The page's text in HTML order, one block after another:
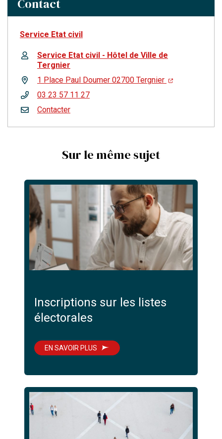
Contact
Service Etat civil
Service Etat civil - Hôtel de Ville de
Tergnier
1 Place Paul Doumer 02700 Tergnier
03 23 57 11 27
Contacter
Sur le même sujet
Inscriptions sur les listes
électorales
EN SAVOIR PLUS